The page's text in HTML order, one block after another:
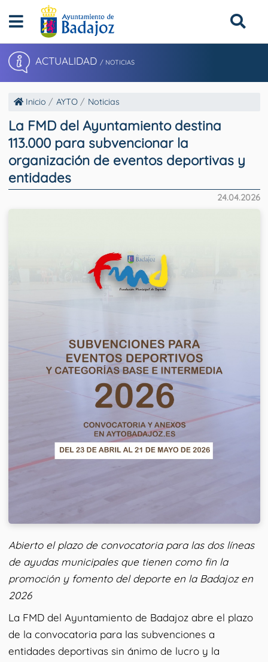
ACTUALIDAD / NOTICIAS
Inicio AYTO Noticias
La FMD del Ayuntamiento destina
113.000 para subvencionar la
organización de eventos deportivas y
entidades
24.04.2026
Abierto el plazo de convocatoria para las dos líneas
de ayudas municipales que tienen como fin la
promoción y fomento del deporte en la Badajoz en
2026
La FMD del Ayuntamiento de Badajoz abre el plazo
de la convocatoria para las subvenciones a
entidades deportivas sin ánimo de lucro y la